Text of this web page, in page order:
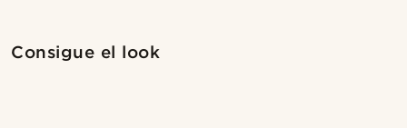
Consigue el look